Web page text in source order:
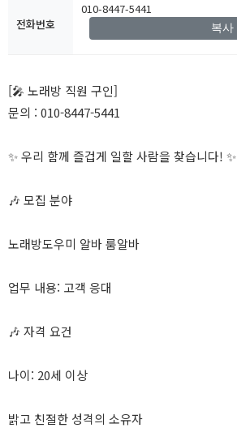
전화번호
010-8447-5441
복사
[🎤 노래방 직원 구인]
문의 : 010-8447-5441
✨ 우리 함께 즐겁게 일할 사람을 찾습니다! ✨
🎶 모집 분야
노래방도우미 알바 룸알바
업무 내용: 고객 응대
🎶 자격 요건
나이: 20세 이상
밝고 친절한 성격의 소유자